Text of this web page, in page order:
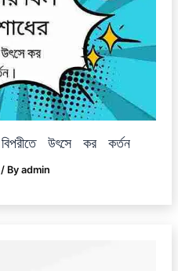
বিপরীতে উৎসে কর কর্তন
By admin